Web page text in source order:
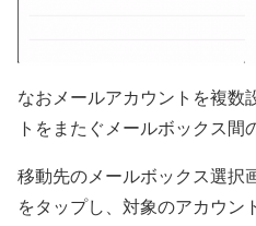
なおメールアカウントを複数
トをまたぐメールボックス間
移動先のメールボックス選択
をタップし、対象のアカウン